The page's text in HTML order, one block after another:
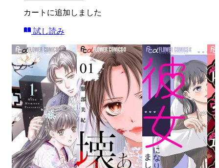
カートに追加しました
試し読み